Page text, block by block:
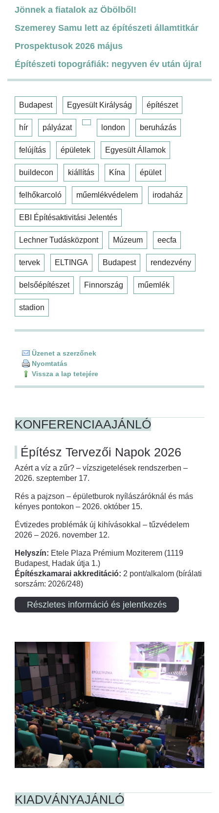
Jönnek a fiatalok az Öbölből!
Szemerey Samu lett az építészeti államtitkár
Prospektusok 2026 május
Építészeti topográfiák: negyven év után újra!
Budapest Egyesült Királyság építészet
hír pályázat london beruházás
felújítás épületek Egyesült Államok
buildecon kiállítás Kína épület
felhőkarcoló műemlékvédelem irodaház
EBI Építésaktivitási Jelentés
Lechner Tudásközpont Múzeum eecfa
tervek ELTINGA Budapest rendezvény
belsőépítészet Finnország műemlék
stadion
Üzenet a szerzőnek
Nyomtatás
Vissza a lap tetejére
KONFERENCIAAJÁNLÓ
Építész Tervezői Napok 2026
Azért a víz a zűr? – vízszigetelések rendszerben –
2026. szeptember 17.
Rés a pajzson – épületburok nyílászáróknál és más
kényes pontokon – 2026. október 15.
Évtizedes problémák új kihívásokkal – tűzvédelem
2026 – 2026. november 12.
Helyszín: Etele Plaza Prémium Moziterem (1119
Budapest, Hadak útja 1.)
Építészkamarai akkreditáció: 2 pont/alkalom (bírálati
sorszám: 2026/248)
Részletes információ és jelentkezés
KIADVÁNYAJÁNLÓ